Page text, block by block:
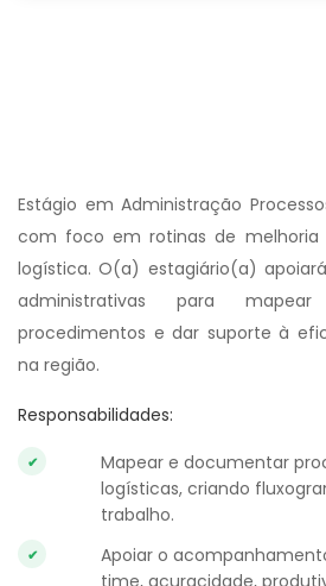
Estágio em Administração
com foco em rotinas de
logística. O(a) estagiário(a)
administrativas para
procedimentos e dar suporte à
na região.
Responsabilidades:
Mapear e documentar
logísticas, criando
trabalho.
Apoiar o
time, acuracidade,